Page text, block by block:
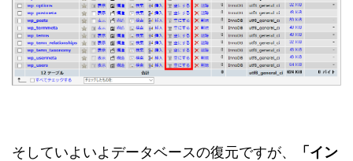
そしていよいよデータベースの復元ですが、
「イン